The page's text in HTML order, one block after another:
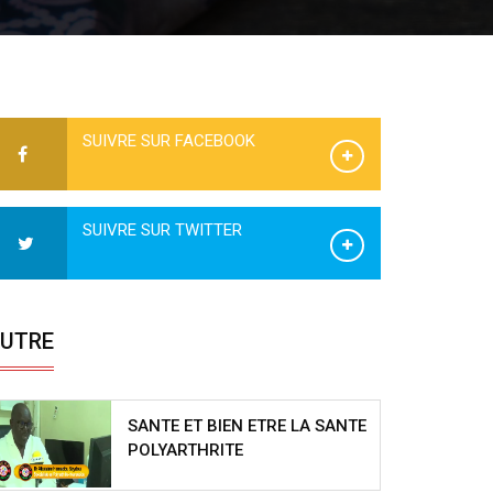
SUIVRE SUR FACEBOOK
SUIVRE SUR TWITTER
SANTE ET BIEN ETRE LA SANTE
POLYARTHRITE